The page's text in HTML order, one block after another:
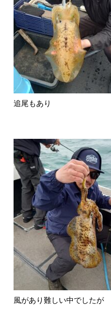
追尾もあり
風があり難しい中でしたが